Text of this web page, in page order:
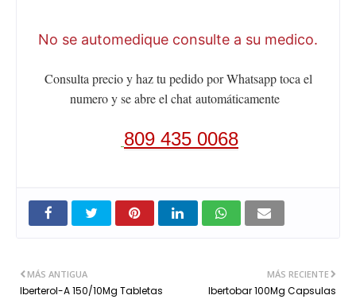
No se automedique consulte a su medico.
Consulta precio y haz tu pedido por Whatsapp toca el
numero y se abre el chatautomáticamente
809 435 0068
MÁS RECIENTE
Ibertobar 100Mg Capsulas
MÁS ANTIGUA
Iberterol-A 150/10Mg Tabletas